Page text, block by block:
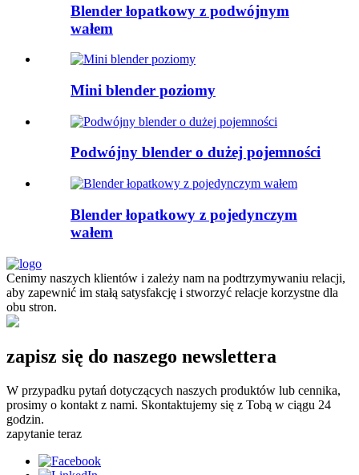
Blender łopatkowy z podwójnym
wałem
Mini blender poziomy
Podwójny blender o dużej pojemności
Blender łopatkowy z pojedynczym
wałem
Cenimy naszych klientów i zależy nam na podtrzymywaniu relacji,
aby zapewnić im stałą satysfakcję i stworzyć relacje korzystne dla
obu stron.
zapisz się do naszego newslettera
W przypadku pytań dotyczących naszych produktów lub cennika,
prosimy o kontakt z nami. Skontaktujemy się z Tobą w ciągu 24
godzin.
zapytanie teraz